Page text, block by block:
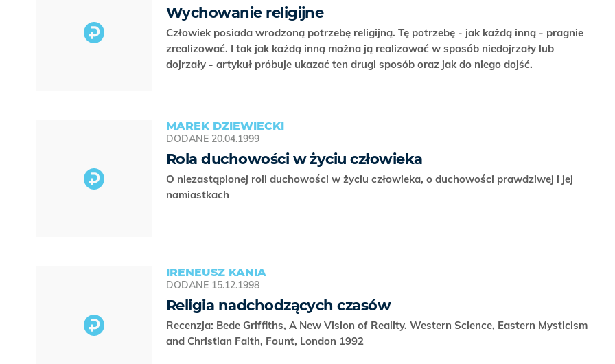
Wychowanie religijne
Człowiek posiada wrodzoną potrzebę religijną. Tę potrzebę - jak każdą inną - pragnie
zrealizować. I tak jak każdą inną można ją realizować w sposób niedojrzały lub
dojrzały - artykuł próbuje ukazać ten drugi sposób oraz jak do niego dojść.
MAREK DZIEWIECKI
DODANE 20.04.1999
Rola duchowości w życiu człowieka
O niezastąpionej roli duchowości w życiu człowieka, o duchowości prawdziwej i jej
namiastkach
IRENEUSZ KANIA
DODANE 15.12.1998
Religia nadchodzących czasów
Recenzja: Bede Griffiths, A New Vision of Reality. Western Science, Eastern Mysticism
and Christian Faith, Fount, London 1992